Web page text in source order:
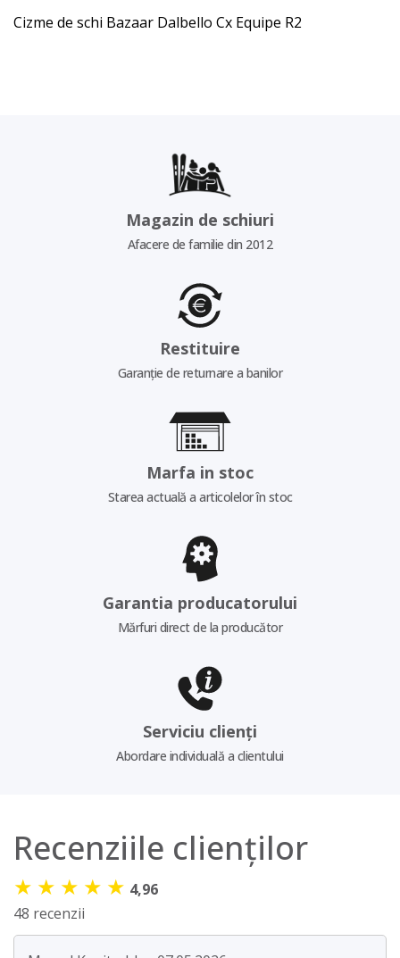
Cizme de schi Bazaar Dalbello Cx Equipe R2
Magazin de schiuri
Afacere de familie din 2012
Restituire
Garanție de returnare a banilor
Marfa in stoc
Starea actuală a articolelor în stoc
Garantia producatorului
Mărfuri direct de la producător
Serviciu clienți
Abordare individuală a clientului
Recenziile clienților
★ ★ ★ ★ ★ 4,96
48 recenzii